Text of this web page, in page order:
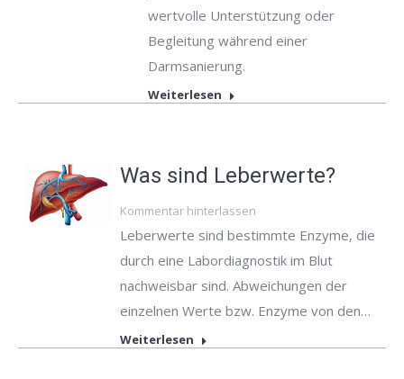
wertvolle Unterstützung oder
Begleitung während einer
Darmsanierung.
Weiterlesen
Was sind Leberwerte?
Kommentar hinterlassen
Leberwerte sind bestimmte Enzyme, die
durch eine Labordiagnostik im Blut
nachweisbar sind. Abweichungen der
einzelnen Werte bzw. Enzyme von den…
Weiterlesen